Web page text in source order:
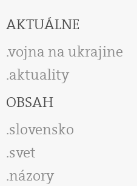
AKTUÁLNE
vojna na ukrajine
aktuality
OBSAH
slovensko
svet
názory